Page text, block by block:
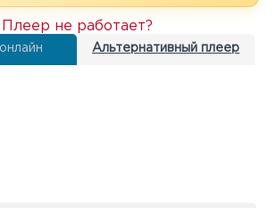
Альтернативный плеер
Плеер не работает?